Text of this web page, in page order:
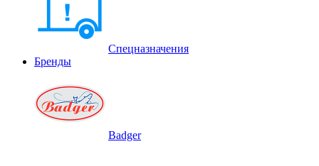
Спецназначения
Бренды
Badger